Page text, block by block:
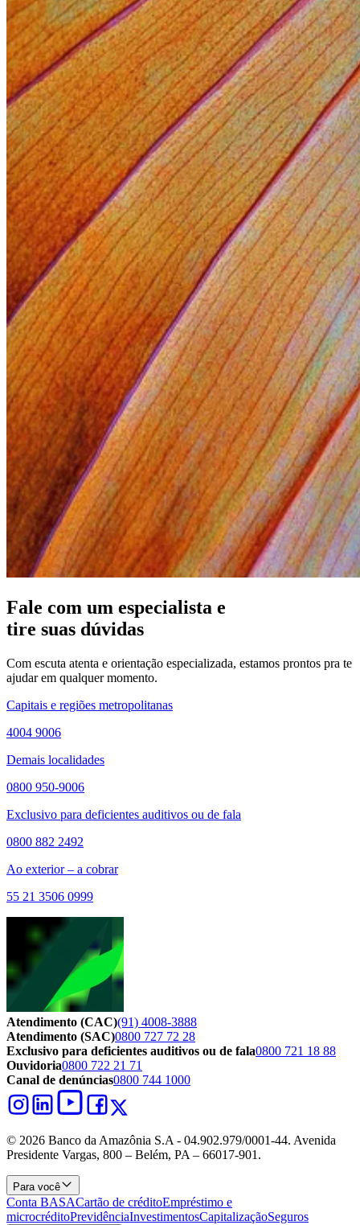
Fale com um especialista e
tire suas dúvidas
Com escuta atenta e orientação especializada, estamos prontos pra te
ajudar em qualquer momento.
Capitais e regiões metropolitanas
4004 9006
Demais localidades
0800 950-9006
Exclusivo para deficientes auditivos ou de fala
0800 882 2492
Ao exterior – a cobrar
55 21 3506 0999
Atendimento (CAC)(91) 4008-3888
Atendimento (SAC)0800 727 72 28
Exclusivo para deficientes auditivos ou de fala0800 721 18 88
Ouvidoria0800 722 21 71
Canal de denúncias0800 744 1000
© 2026 Banco da Amazônia S.A - 04.902.979/0001‐44. Avenida
Presidente Vargas, 800 – Belém, PA – 66017-901.
Para você
Conta BASACartão de créditoEmpréstimo e
microcréditoPrevidênciaInvestimentosCapitalizaçãoSeguros